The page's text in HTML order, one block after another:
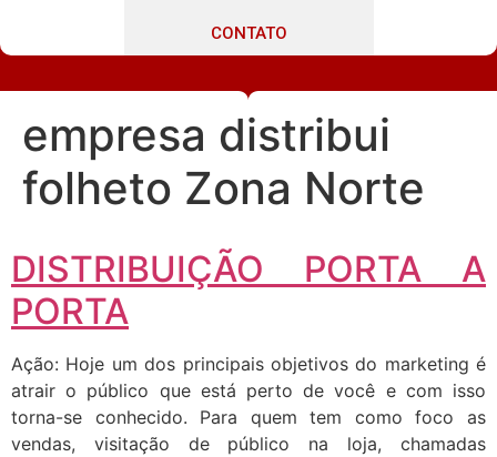
CONTATO
empresa distribui
folheto Zona Norte
DISTRIBUIÇÃO PORTA A
PORTA
Ação: Hoje um dos principais objetivos do marketing é
atrair o público que está perto de você e com isso
torna-se conhecido. Para quem tem como foco as
vendas, visitação de público na loja, chamadas